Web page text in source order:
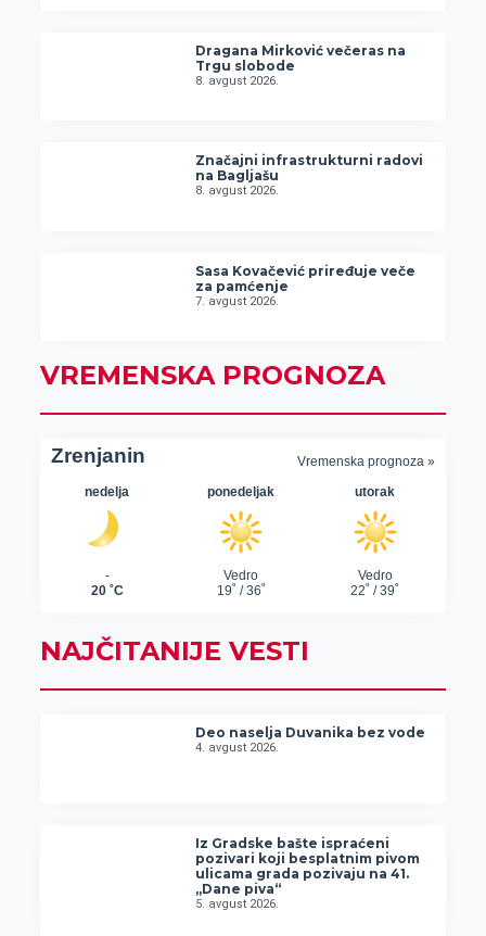
Dragana Mirković večeras na
Trgu slobode
8. avgust 2026.
Značajni infrastrukturni radovi
na Bagljašu
8. avgust 2026.
Sasa Kovačević priređuje veče
za pamćenje
7. avgust 2026.
VREMENSKA PROGNOZA
NAJČITANIJE VESTI
Deo naselja Duvanika bez vode
4. avgust 2026.
Iz Gradske bašte ispraćeni
pozivari koji besplatnim pivom
ulicama grada pozivaju na 41.
„Dane piva“
5. avgust 2026.